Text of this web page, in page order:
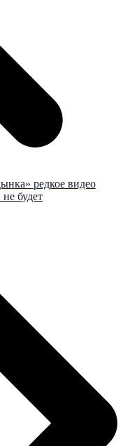
редкое видео
будет